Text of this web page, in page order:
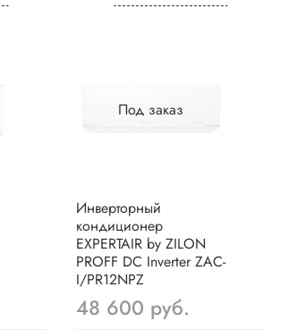
Под заказ
Инверторный
кондиционер
EXPERTAIR by ZILON
PROFF DC Inverter ZAC-
I/PR12NPZ
48 600 руб.